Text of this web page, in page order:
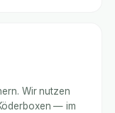
Wir nutzen
— im